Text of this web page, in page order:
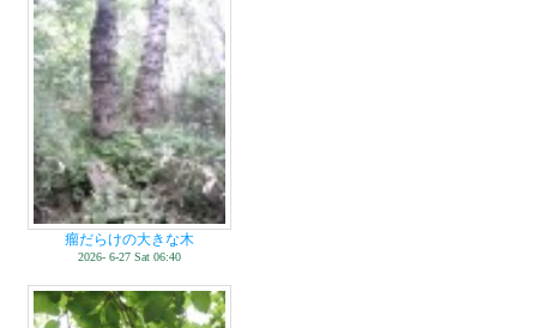
瘤だらけの大きな木
2026- 6-27 Sat 06:40